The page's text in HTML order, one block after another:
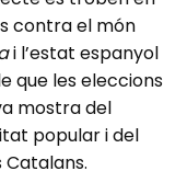
contra el món
i l’estat espanyol
que les eleccions
mostra del
popular i del